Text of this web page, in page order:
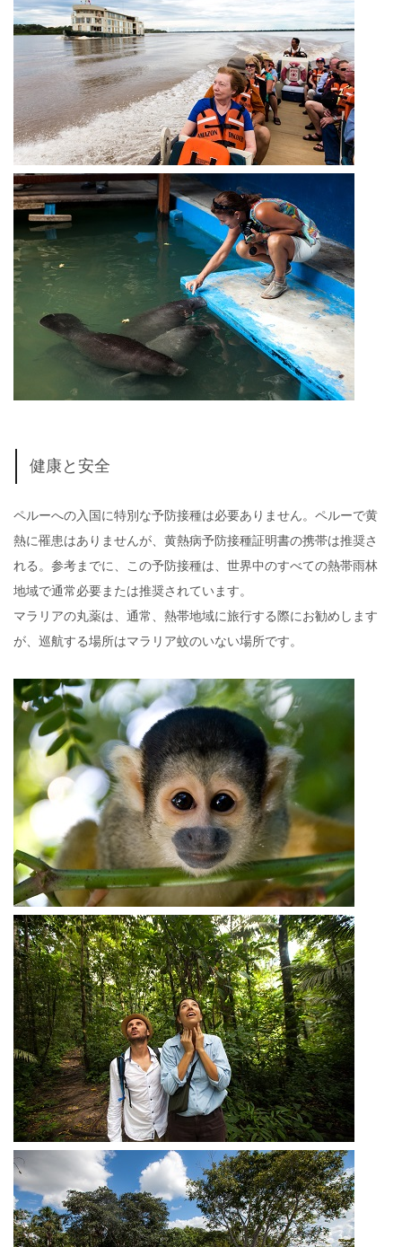
健康と安全
ペルーへの入国に特別な予防接種は必要ありません。ペルーで黄
熱に罹患はありませんが、黄熱病予防接種証明書の携帯は推奨さ
れる。参考までに、この予防接種は、世界中のすべての熱帯雨林
地域で通常必要または推奨されています。
マラリアの丸薬は、通常、熱帯地域に旅行する際にお勧めします
が、巡航する場所はマラリア蚊のいない場所です。